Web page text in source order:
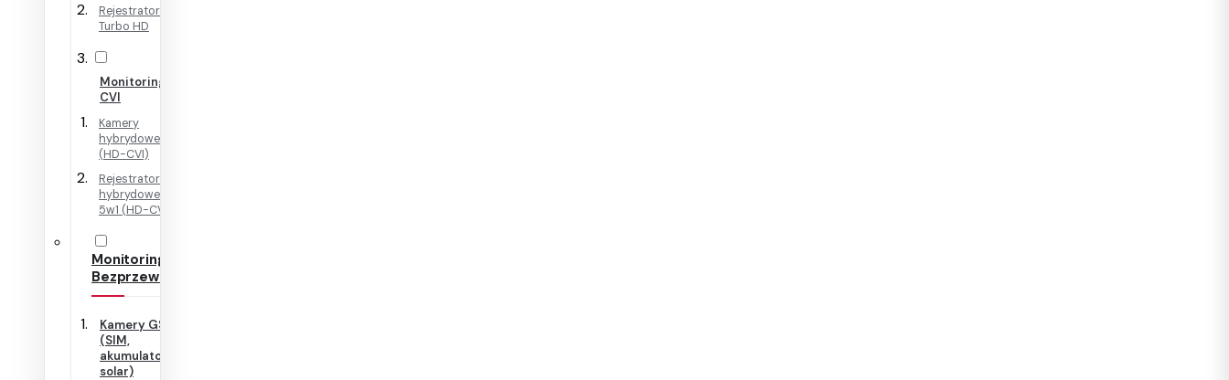
Rejestratory
Turbo HD
Monitoring HD-
CVI
Kamery
hybrydowe 4w1
(HD-CVI)
Rejestratory
hybrydowe + IP
5w1 (HD-CVI)
Monitoring
Bezprzewodowy
Kamery GSM
(SIM,
akumulator,
solar)